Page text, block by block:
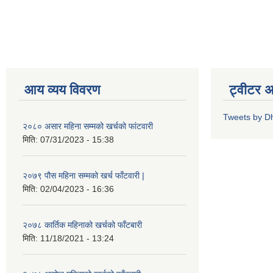
आय व्यय विवरण
२०८० असार महिना सम्मको खर्चको फांटवारी
मिति: 07/31/2023 - 15:38
२०७९ पौस महिना सम्मको खर्च फाँटवारी |
मिति: 02/04/2023 - 16:36
२०७८ कार्तिक महिनाको खर्चको फाँटबारी
मिति: 11/18/2021 - 13:24
ट्वीटर
Tweets by